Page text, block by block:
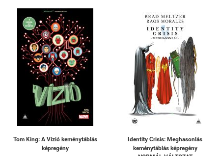
Tom King: A Vízió keménytáblás
képregény
Identity Crisis: Meghasonlás
keménytáblás képregény